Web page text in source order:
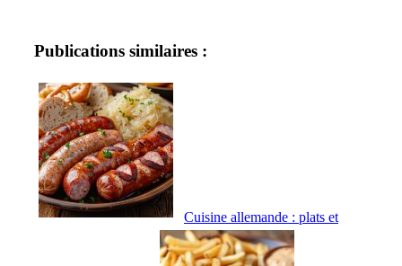
Publications similaires :
Cuisine allemande : plats et